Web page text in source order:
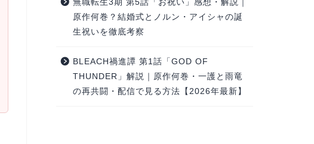
無職転生3期 第5話「お祝い」感想・解説｜
原作何巻？結婚式とノルン・アイシャの誕
生祝いを徹底考察
BLEACH禍進譚 第1話「GOD OF
THUNDER」解説｜原作何巻・一護と雨竜
の再共闘・配信で見る方法【2026年最新】